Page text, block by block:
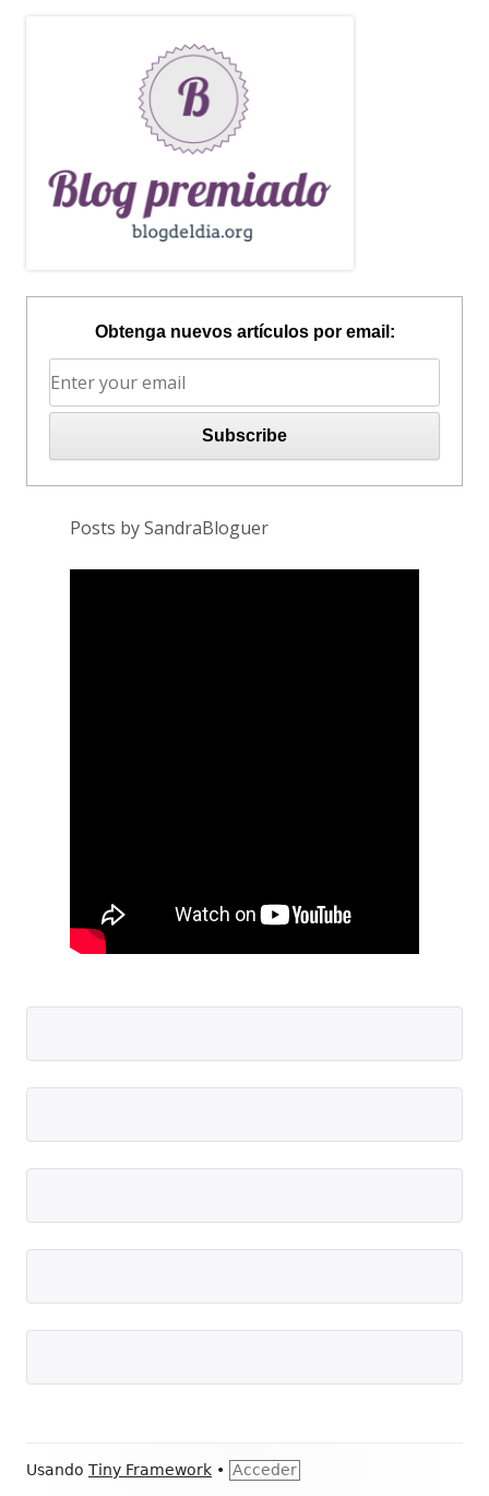
Obtenga nuevos artículos por email:
Posts by SandraBloguer
Contenido
Usando Tiny Framework • Acceder